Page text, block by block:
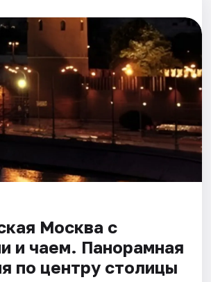
Москва с
и чаем. Панорамная
по центру столицы